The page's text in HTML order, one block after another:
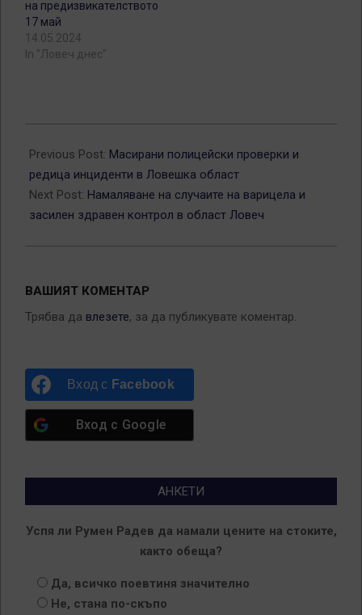
на предизвикателството
17 май
14.05.2024
In "Ловеч днес"
05-
19
Previous Post: Масирани полицейски проверки и
редица инциденти в Ловешка област
Next Post: Намаляване на случаите на варицела и
засилен здравен контрол в област Ловеч
ВАШИЯТ КОМЕНТАР
Трябва да влезете, за да публикувате коментар.
Вход с Facebook
Вход с Google
АНКЕТИ
Успя ли Румен Радев да намали цените на стоките,
както обеща?
Да, всичко поевтиня значително
Не, стана по-скъпо